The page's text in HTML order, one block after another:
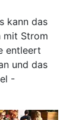
kann das
mit Strom
entleert
und das
-